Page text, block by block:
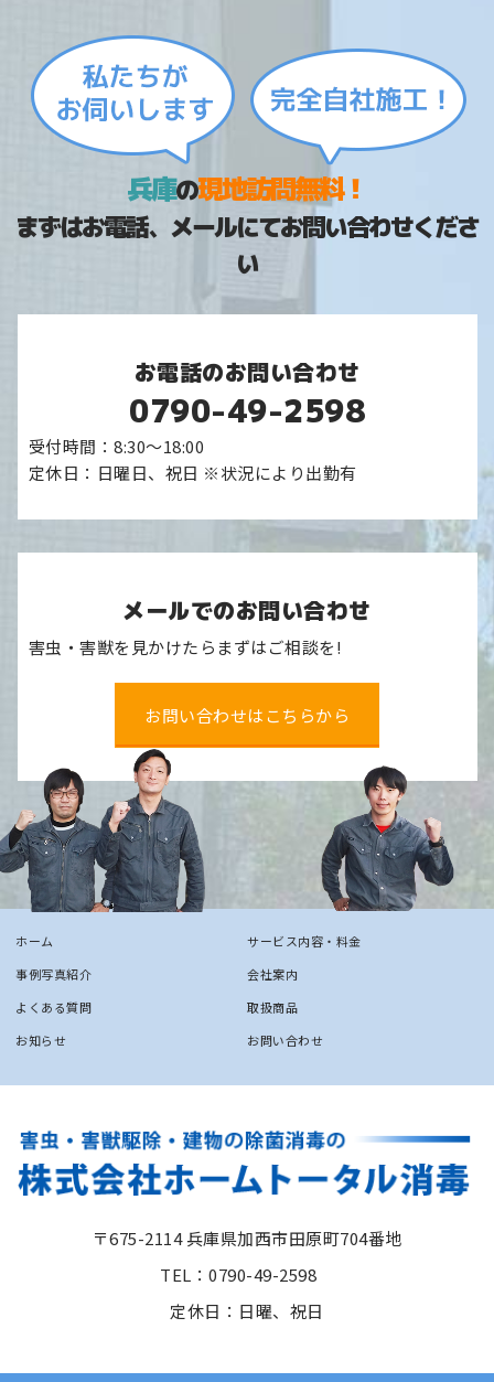
兵庫の現地訪問無料！
まずはお電話、メールにてお問い合わせくださ
い
お電話のお問い合わせ
0790-49-2598
受付時間：8:30～18:00
定休日：日曜日、祝日 ※状況により出勤有
メールでのお問い合わせ
害虫・害獣を見かけたらまずはご相談を!
お問い合わせはこちらから
ホーム
サービス内容・料金
事例写真紹介
会社案内
よくある質問
取扱商品
お知らせ
お問い合わせ
〒675-2114 兵庫県加西市田原町704番地
TEL：0790-49-2598
定休日：日曜、祝日